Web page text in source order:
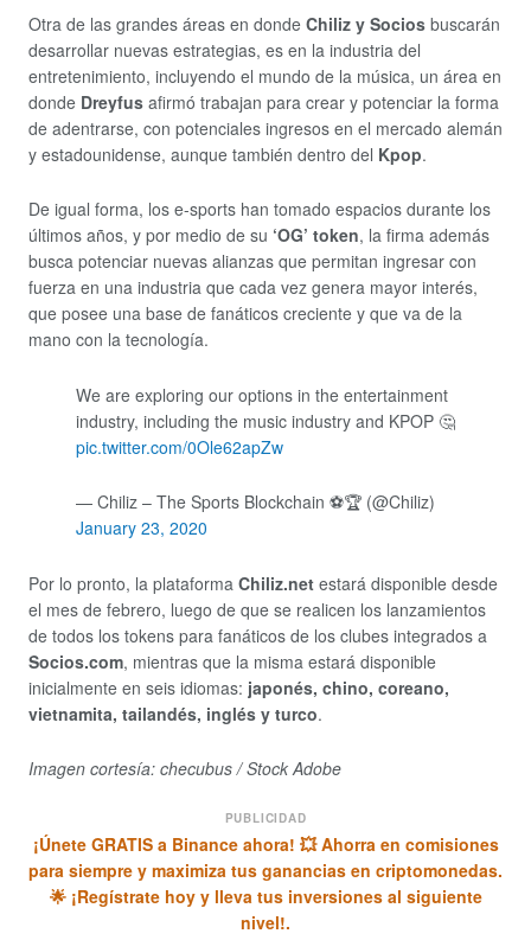
Otra de las grandes áreas en donde Chiliz y Socios buscarán
desarrollar nuevas estrategias, es en la industria del
entretenimiento, incluyendo el mundo de la música, un área en
donde Dreyfus afirmó trabajan para crear y potenciar la forma
de adentrarse, con potenciales ingresos en el mercado alemán
y estadounidense, aunque también dentro del Kpop.
De igual forma, los e-sports han tomado espacios durante los
últimos años, y por medio de su ‘OG’ token, la firma además
busca potenciar nuevas alianzas que permitan ingresar con
fuerza en una industria que cada vez genera mayor interés,
que posee una base de fanáticos creciente y que va de la
mano con la tecnología.
We are exploring our options in the entertainment
industry, including the music industry and KPOP 🤔
pic.twitter.com/0Ole62apZw
— Chiliz – The Sports Blockchain ⚽🏆 (@Chiliz)
January 23, 2020
Por lo pronto, la plataforma Chiliz.net estará disponible desde
el mes de febrero, luego de que se realicen los lanzamientos
de todos los tokens para fanáticos de los clubes integrados a
Socios.com, mientras que la misma estará disponible
inicialmente en seis idiomas: japonés, chino, coreano,
vietnamita, tailandés, inglés y turco.
Imagen cortesía: checubus / Stock Adobe
PUBLICIDAD
¡Únete GRATIS a Binance ahora! 💥 Ahorra en comisiones
para siempre y maximiza tus ganancias en criptomonedas.
🌟 ¡Regístrate hoy y lleva tus inversiones al siguiente
nivel!.